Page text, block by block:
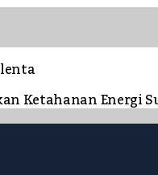
Ketahanan Energi